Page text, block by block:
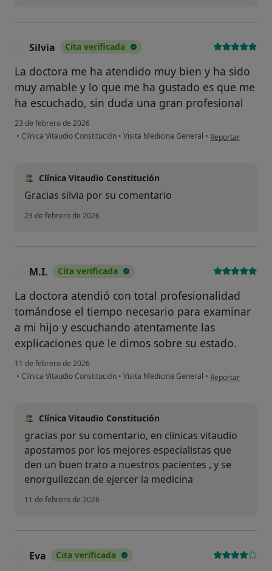
Silvia Cita verificada
La doctora me ha atendido muy bien y ha sido
muy amable y lo que me ha gustado es que me
ha escuchado, sin duda una gran profesional
23 de febrero de 2026
• Clínica Vitaudio Constitución • Visita Medicina General • en opinión del
Reportar
Clínica Vitaudio Constitución
Gracias silvia por su comentario
23 de febrero de 2026
M.I. Cita verificada
La doctora atendió con total profesionalidad
tomándose el tiempo necesario para examinar
a mi hijo y escuchando atentamente las
explicaciones que le dimos sobre su estado.
11 de febrero de 2026
• Clínica Vitaudio Constitución • Visita Medicina General • en opinión del
Reportar
Clínica Vitaudio Constitución
gracias por su comentario, en clinicas vitaudio
apostamos por los mejores especialistas que
den un buen trato a nuestros pacientes , y se
enorgullezcan de ejercer la medicina
11 de febrero de 2026
Eva Cita verificada